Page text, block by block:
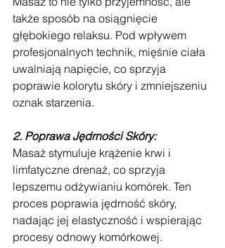
także sposób na osiągnięcie
głębokiego relaksu. Pod wpływem
profesjonalnych technik, mięśnie ciała
uwalniają napięcie, co sprzyja
poprawie kolorytu skóry i zmniejszeniu
oznak starzenia.
2. Poprawa Jędrności Skóry:
Masaż stymuluje krążenie krwi i
limfatyczne drenaż, co sprzyja
lepszemu odżywianiu komórek. Ten
proces poprawia jędrność skóry,
nadając jej elastyczność i wspierając
procesy odnowy komórkowej.